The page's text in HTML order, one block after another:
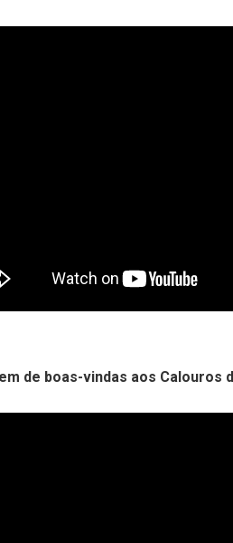
de boas-vindas aos Calouros